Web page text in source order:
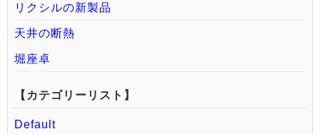
リクシルの新製品
天井の断熱
堀座卓
【カテゴリーリスト】
Default